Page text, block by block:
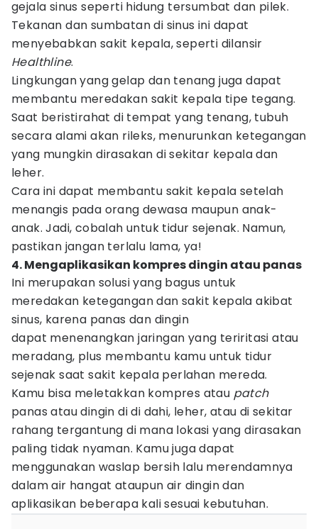
gejala sinus seperti hidung tersumbat dan pilek.
Tekanan dan sumbatan di sinus ini dapat
menyebabkan sakit kepala, seperti dilansir
Healthline.
Lingkungan yang gelap dan tenang juga dapat
membantu meredakan sakit kepala tipe tegang.
Saat beristirahat di tempat yang tenang, tubuh
secara alami akan rileks, menurunkan ketegangan
yang mungkin dirasakan di sekitar kepala dan
leher.
Cara ini dapat membantu sakit kepala setelah
menangis pada orang dewasa maupun anak-
anak. Jadi, cobalah untuk tidur sejenak. Namun,
pastikan jangan terlalu lama, ya!
4. Mengaplikasikan kompres dingin atau panas
Ini merupakan solusi yang bagus untuk
meredakan ketegangan dan sakit kepala akibat
sinus, karena panas dan dingin
dapat menenangkan jaringan yang teriritasi atau
meradang, plus membantu kamu untuk tidur
sejenak saat sakit kepala perlahan mereda.
Kamu bisa meletakkan kompres atau patch
panas atau dingin di di dahi, leher, atau di sekitar
rahang tergantung di mana lokasi yang dirasakan
paling tidak nyaman. Kamu juga dapat
menggunakan waslap bersih lalu merendamnya
dalam air hangat ataupun air dingin dan
aplikasikan beberapa kali sesuai kebutuhan.